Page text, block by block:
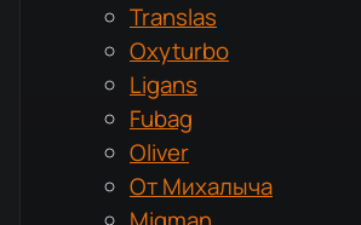
Translas
Oxyturbo
Ligans
Fubag
Oliver
От Михалыча